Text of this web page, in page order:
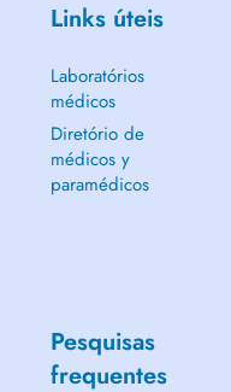
Links úteis
Laboratórios
médicos
Diretório de
médicos y
paramédicos
Pesquisas
frequentes